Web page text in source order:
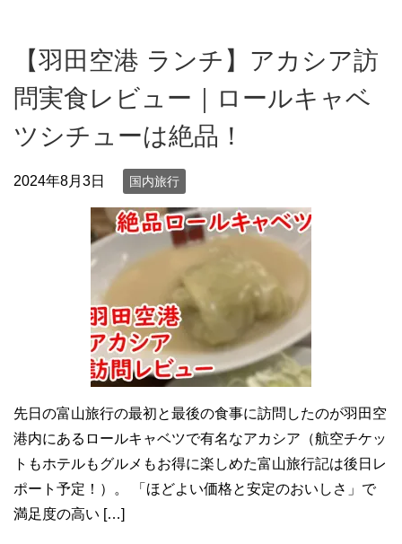
【羽田空港 ランチ】アカシア訪
問実食レビュー｜ロールキャベ
ツシチューは絶品！
2024年8月3日 国内旅行
先日の富山旅行の最初と最後の食事に訪問したのが羽田空
港内にあるロールキャベツで有名なアカシア（航空チケッ
トもホテルもグルメもお得に楽しめた富山旅行記は後日レ
ポート予定！）。 「ほどよい価格と安定のおいしさ」で
満足度の高い […]